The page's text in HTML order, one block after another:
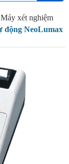
Máy xét nghiệm
động NeoLumax